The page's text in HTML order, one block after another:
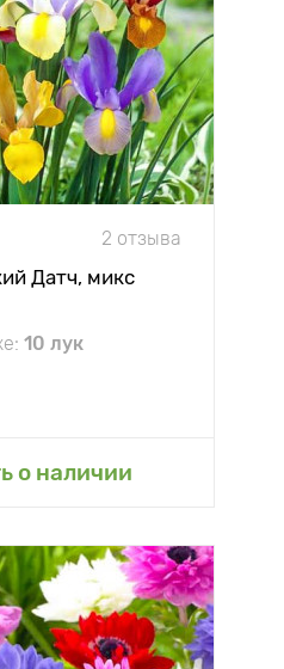
2 отзыва
Датч, микс
10 лук
о наличии